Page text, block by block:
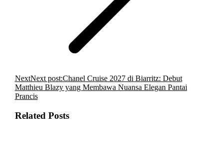
NextNext post:Chanel Cruise 2027 di Biarritz: Debut
Matthieu Blazy yang Membawa Nuansa Elegan Pantai
Prancis
Related Posts